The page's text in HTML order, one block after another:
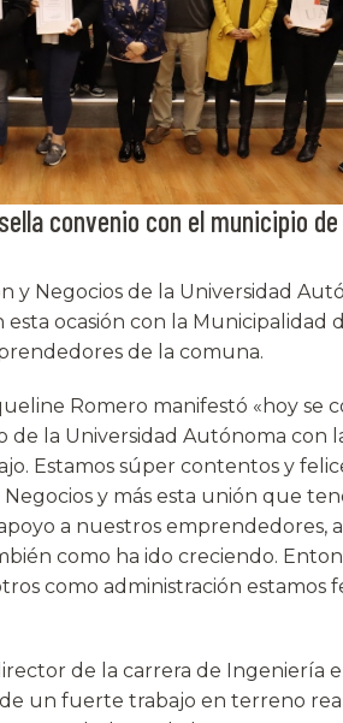
convenio con el municipio
y Negocios de la Universidad
ocasión con la Municipalidad
de la comuna.
Romero manifestó «hoy se
la Universidad Autónoma con
Estamos súper contentos y
y más esta unión que
a nuestros emprendedores,
como ha ido creciendo.
como administración estamos
de la carrera de Ingeniería
un fuerte trabajo en terreno